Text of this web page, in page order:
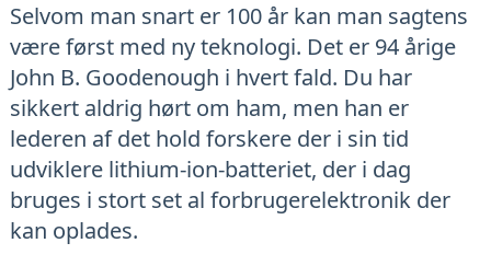
Selvom man snart er 100 år kan man sagtens
være først med ny teknologi. Det er 94 årige
John B. Goodenough i hvert fald. Du har
sikkert aldrig hørt om ham, men han er
lederen af det hold forskere der i sin tid
udviklere lithium-ion-batteriet, der i dag
bruges i stort set al forbrugerelektronik der
kan oplades.